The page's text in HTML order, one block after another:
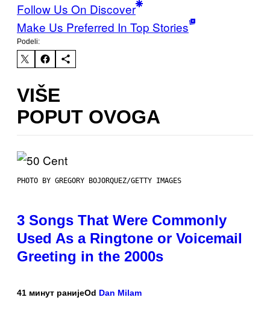
Follow Us On Discover
Make Us Preferred In Top Stories
Podeli:
VIŠE
POPUT OVOGA
PHOTO BY GREGORY BOJORQUEZ/GETTY IMAGES
3 Songs That Were Commonly
Used As a Ringtone or Voicemail
Greeting in the 2000s
41 минут ранијеOd Dan Milam